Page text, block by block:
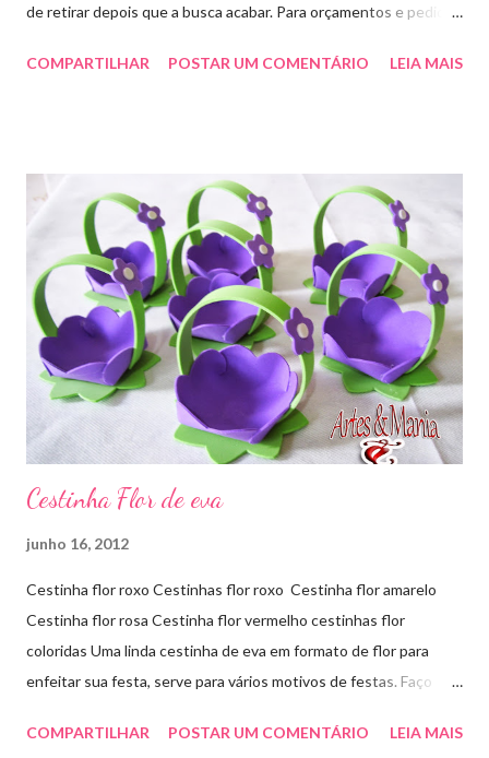
de retirar depois que a busca acabar. Para orçamentos e pedidos
para baixar o arquivo que fiz para vocês! E peço que
COMPARTILHAR POSTAR UM COMENTÁRIO LEIA MAIS
Cestinha Flor de eva
junho 16, 2012
Cestinha flor roxo Cestinhas flor roxo Cestinha flor amarelo
Cestinha flor rosa Cestinha flor vermelho cestinhas flor
coloridas Uma linda cestinha de eva em formato de flor para
enfeitar sua festa, serve para vários motivos de festas. Faço
artesmania1@hotmail.com
COMPARTILHAR POSTAR UM COMENTÁRIO LEIA MAIS